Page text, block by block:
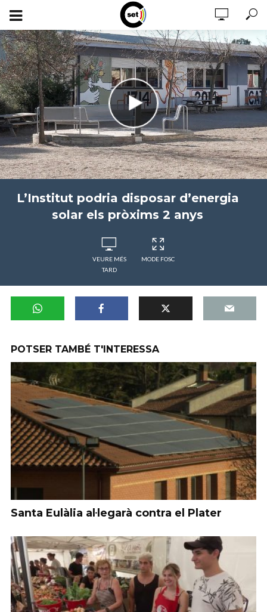
L’Institut podria disposar d’energia
solar els pròxims 2 anys
VEURE MÉS
TARD
MODE FOSC
POTSER TAMBÉ T'INTERESSA
Santa Eulàlia al·legarà contra el Plater